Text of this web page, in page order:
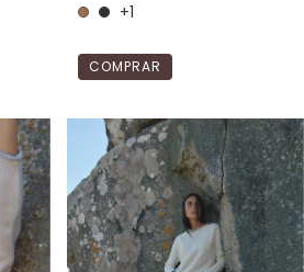
+1
COMPRAR